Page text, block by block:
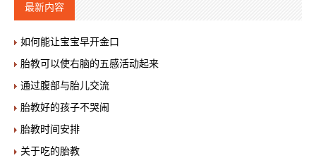
最新内容
如何能让宝宝早开金口
胎教可以使右脑的五感活动起来
通过腹部与胎儿交流
胎教好的孩子不哭闹
胎教时间安排
关于吃的胎教